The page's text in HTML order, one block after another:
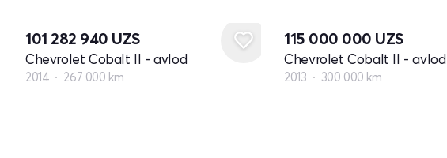
101 282 940 UZS
Chevrolet Cobalt II - avlod
2014 267 000 km
115 000 000 UZS
Chevrolet Cobalt II - avlod
2013 300 000 km